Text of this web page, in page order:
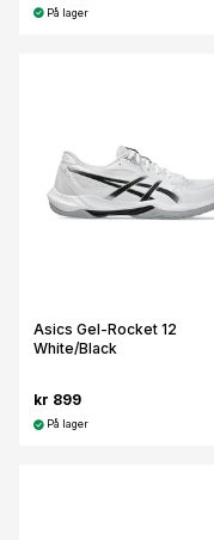
På lager
Asics Gel-Rocket 12
White/Black
kr 899
På lager